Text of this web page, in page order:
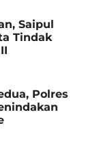
Saipul
Tindak
Polres